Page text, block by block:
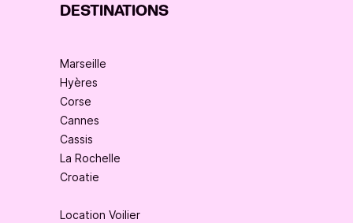
DESTINATIONS
Marseille
Hyères
Corse
Cannes
Cassis
La Rochelle
Croatie
Location Voilier